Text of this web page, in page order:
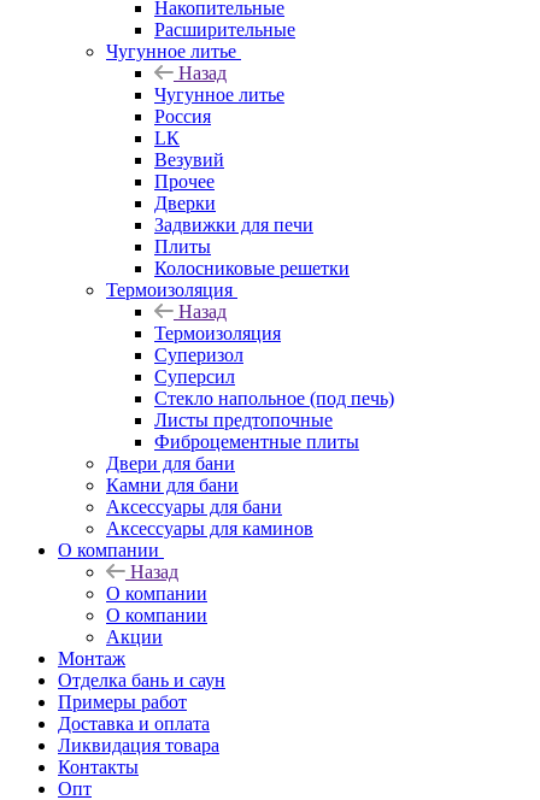
Накопительные
Расширительные
Чугунное литье
Назад
Чугунное литье
Россия
LК
Везувий
Прочее
Дверки
Задвижки для печи
Плиты
Колосниковые решетки
Термоизоляция
Назад
Термоизоляция
Суперизол
Суперсил
Стекло напольное (под печь)
Листы предтопочные
Фиброцементные плиты
Двери для бани
Камни для бани
Аксессуары для бани
Аксессуары для каминов
О компании
Назад
О компании
О компании
Акции
Монтаж
Отделка бань и саун
Примеры работ
Доставка и оплата
Ликвидация товара
Контакты
Опт